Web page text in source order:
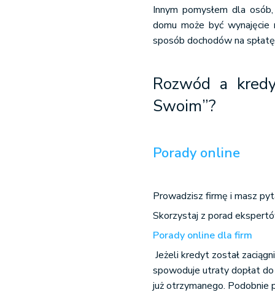
Innym pomysłem dla
domu może być wynajęcie
sposób dochodów na
Rozwód a
Swoim”?
Porady online
Prowadzisz firmę i masz
Skorzystaj z porad
Porady online dla firm
Jeżeli kredyt został
spowoduje utraty dopłat
już otrzymanego. Podobnie